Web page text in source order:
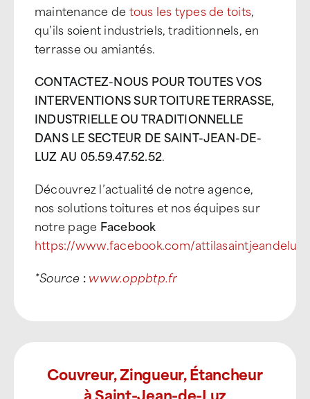
maintenance de tous les types de toits,
qu’ils soient industriels, traditionnels, en
terrasse ou amiantés.
CONTACTEZ-NOUS POUR TOUTES VOS
INTERVENTIONS SUR TOITURE TERRASSE,
INDUSTRIELLE OU TRADITIONNELLE
DANS LE SECTEUR DE SAINT-JEAN-DE-
LUZ AU 05.59.47.52.52.
Découvrez l’actualité de notre agence,
nos solutions toitures et nos équipes sur
notre page Facebook
https://www.facebook.com/attilasaintjeandeluz
*Source :www.oppbtp.fr
Couvreur, Zingueur, Étancheur
à Saint-Jean-de-Luz